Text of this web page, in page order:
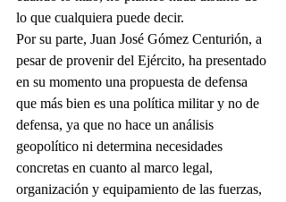
lo que cualquiera puede decir.
Por su parte, Juan José Gómez Centurión, a
pesar de provenir del Ejército, ha presentado
en su momento una propuesta de defensa
que más bien es una política militar y no de
defensa, ya que no hace un análisis
geopolítico ni determina necesidades
concretas en cuanto al marco legal,
organización y equipamiento de las fuerzas,